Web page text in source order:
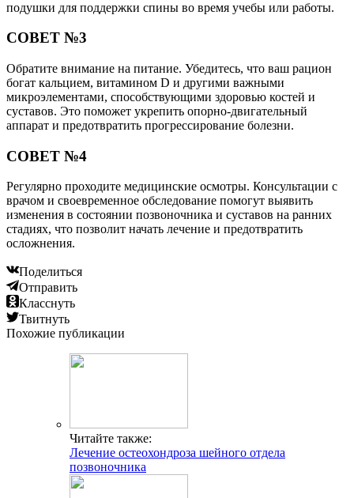
подушки для поддержки спины во время учебы или работы.
СОВЕТ №3
Обратите внимание на питание. Убедитесь, что ваш рацион
богат кальцием, витамином D и другими важными
микроэлементами, способствующими здоровью костей и
суставов. Это поможет укрепить опорно-двигательный
аппарат и предотвратить прогрессирование болезни.
СОВЕТ №4
Регулярно проходите медицинские осмотры. Консультации с
врачом и своевременное обследование помогут выявить
изменения в состоянии позвоночника и суставов на ранних
стадиях, что позволит начать лечение и предотвратить
осложнения.
Поделиться
Отправить
Класснуть
Твитнуть
Похожие публикации
Читайте также:
Лечение остеохондроза шейного отдела
позвоночника